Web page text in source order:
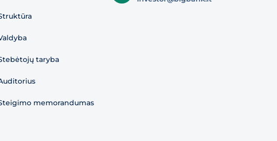
taryba
memorandumas